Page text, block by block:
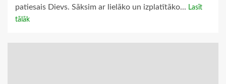
patiesais Dievs. Sāksim ar lielāko un izplatītāko... Lasīt
tālāk